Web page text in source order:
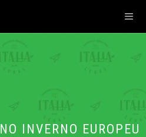
INVERNO EUROPEU